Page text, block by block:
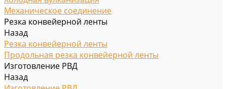
Механическое соединение
Резка конвейерной ленты
Назад
Резка конвейерной ленты
Продольная резка конвейерной ленты
Изготовление РВД
Назад